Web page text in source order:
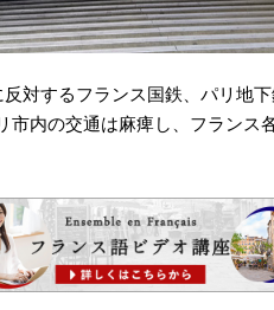
対するフランス国鉄、パリ地
内の交通は麻痺し、フランス